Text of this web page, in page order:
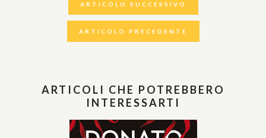
ARTICOLO SUCCESSIVO
ARTICOLO PRECEDENTE
ARTICOLI CHE POTREBBERO
INTERESSARTI